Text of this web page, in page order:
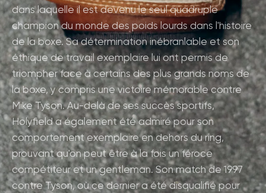
dans laquelle il est devenu le seul quadruple
champion du monde des poids lourds dans l'histoire
de la boxe. Sa détermination inébranlable et son
éthique de travail exemplaire lui ont permis de
triompher face à certains des plus grands noms de
la boxe, y compris une victoire mémorable contre
Mike Tyson. Au-delà de ses succès sportifs,
Holyfield a également été admiré pour son
comportement exemplaire en dehors du ring,
prouvant qu'on peut être à la fois un féroce
compétiteur et un gentleman. Son match de 1997
contre Tyson, où ce dernier a été disqualifié pour